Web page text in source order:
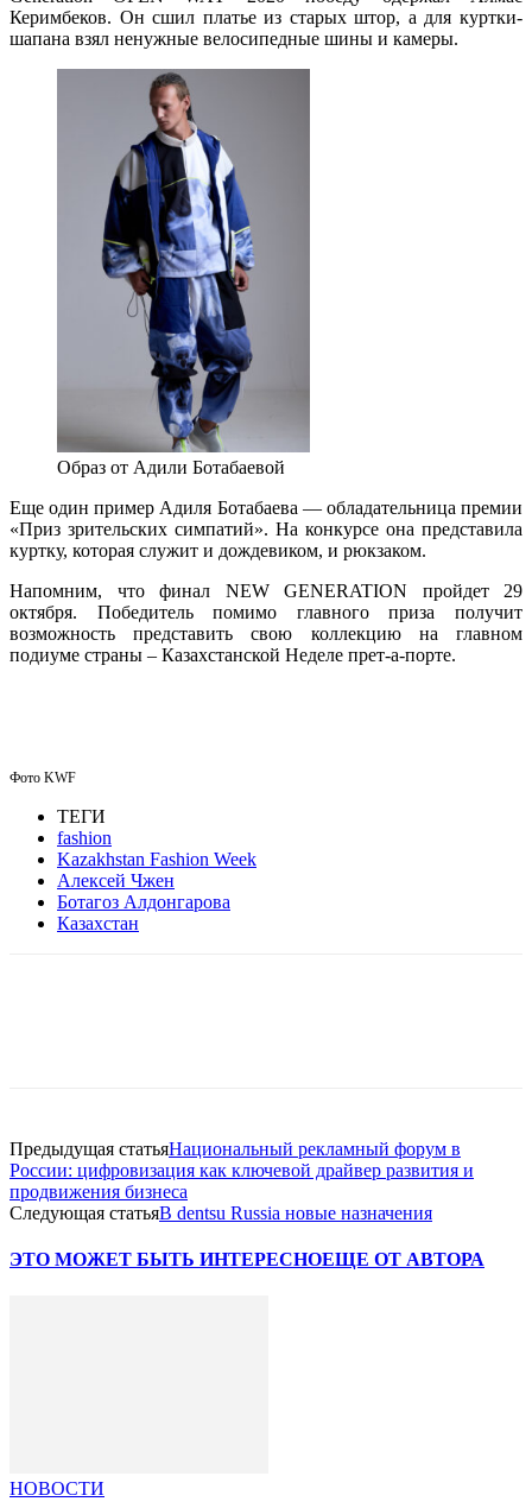
Керимбеков. Он сшил платье из старых штор, а для куртки-
шапана взял ненужные велосипедные шины и камеры.
Образ от Адили Ботабаевой
Еще один пример Адиля Ботабаева — обладательница премии
«Приз зрительских симпатий». На конкурсе она представила
куртку, которая служит и дождевиком, и рюкзаком.
Напомним, что финал NEW GЕNERATION пройдет 29
октября. Победитель помимо главного приза получит
возможность представить свою коллекцию на главном
подиуме страны – Казахстанской Неделе прет-а-порте.
Фото KWF
ТЕГИ
fashion
Kazakhstan Fashion Week
Алексей Чжен
Ботагоз Алдонгарова
Казахстан
Предыдущая статьяНациональный рекламный форум в
России: цифровизация как ключевой драйвер развития и
продвижения бизнеса
Следующая статьяВ dentsu Russia новые назначения
ЭТО МОЖЕТ БЫТЬ ИНТЕРЕСНОЕЩЕ ОТ АВТОРА
НОВОСТИ